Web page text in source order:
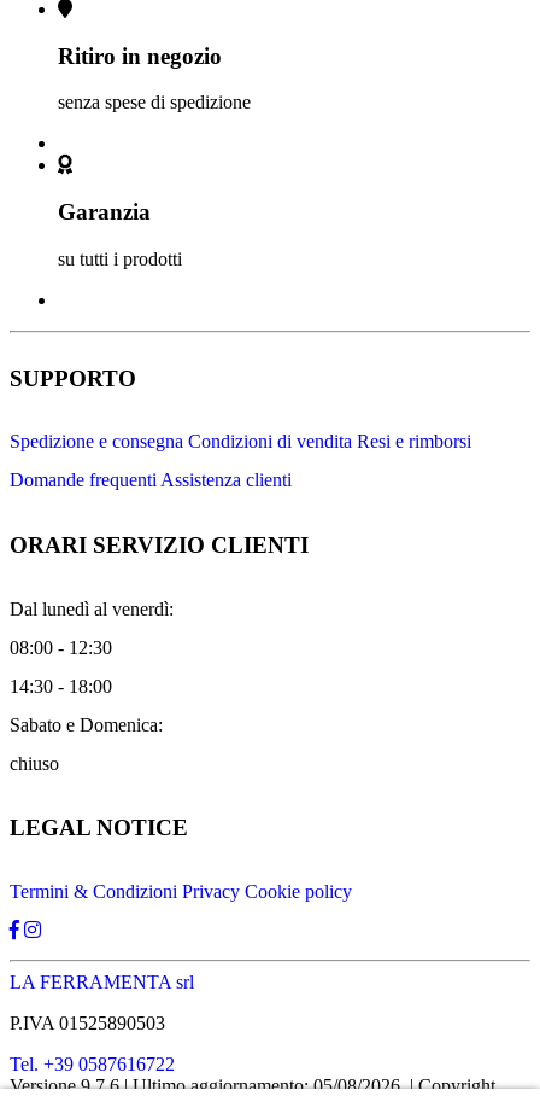
Ritiro in negozio
senza spese di spedizione
Garanzia
su tutti i prodotti
SUPPORTO
Spedizione e consegna Condizioni di vendita Resi e rimborsi
Domande frequenti Assistenza clienti
ORARI SERVIZIO CLIENTI
Dal lunedì al venerdì:
08:00 - 12:30
14:30 - 18:00
Sabato e Domenica:
chiuso
LEGAL NOTICE
Termini & Condizioni Privacy Cookie policy
LA FERRAMENTA srl
P.IVA 01525890503
Tel. +39 0587616722
Versione 9.7.6 | Ultimo aggiornamento: 05/08/2026 | Copyright